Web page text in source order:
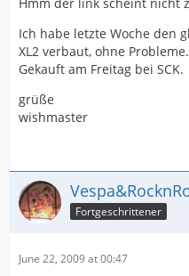
Ich habe letzte Woche den
XL2 verbaut, ohne Probleme.
Gekauft am Freitag bei SCK.
grüße
wishmaster
Fortgeschrittener
June 22, 2009 at 00:47